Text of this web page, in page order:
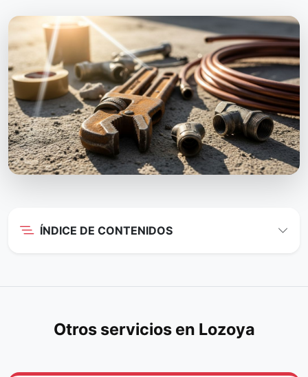
ÍNDICE DE CONTENIDOS
Otros servicios en Lozoya